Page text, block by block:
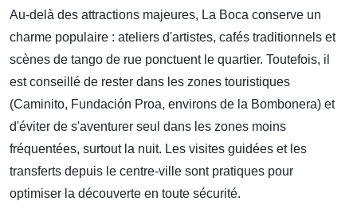
Au-delà des attractions majeures, La Boca conserve un
charme populaire : ateliers d'artistes, cafés traditionnels et
scènes de tango de rue ponctuent le quartier. Toutefois, il
est conseillé de rester dans les zones touristiques
(Caminito, Fundación Proa, environs de la Bombonera) et
d'éviter de s'aventurer seul dans les zones moins
fréquentées, surtout la nuit. Les visites guidées et les
transferts depuis le centre-ville sont pratiques pour
optimiser la découverte en toute sécurité.